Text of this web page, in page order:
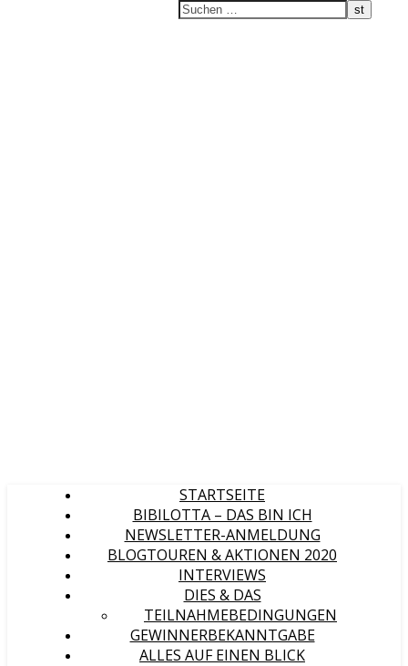
STARTSEITE
BIBILOTTA – DAS BIN ICH
NEWSLETTER-ANMELDUNG
BLOGTOUREN & AKTIONEN 2020
INTERVIEWS
DIES & DAS
TEILNAHMEBEDINGUNGEN
GEWINNERBEKANNTGABE
ALLES AUF EINEN BLICK